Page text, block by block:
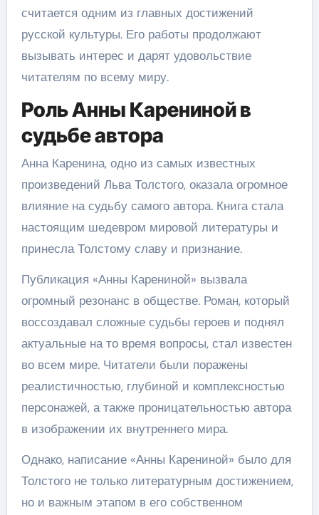
считается одним из главных достижений
русской культуры. Его работы продолжают
вызывать интерес и дарят удовольствие
читателям по всему миру.
Роль Анны Карениной в
судьбе автора
Анна Каренина, одно из самых известных
произведений Льва Толстого, оказала огромное
влияние на судьбу самого автора. Книга стала
настоящим шедевром мировой литературы и
принесла Толстому славу и признание.
Публикация «Анны Карениной» вызвала
огромный резонанс в обществе. Роман, который
воссоздавал сложные судьбы героев и поднял
актуальные на то время вопросы, стал известен
во всем мире. Читатели были поражены
реалистичностью, глубиной и комплексностью
персонажей, а также проницательностью автора
в изображении их внутреннего мира.
Однако, написание «Анны Карениной» было для
Толстого не только литературным достижением,
но и важным этапом в его собственном